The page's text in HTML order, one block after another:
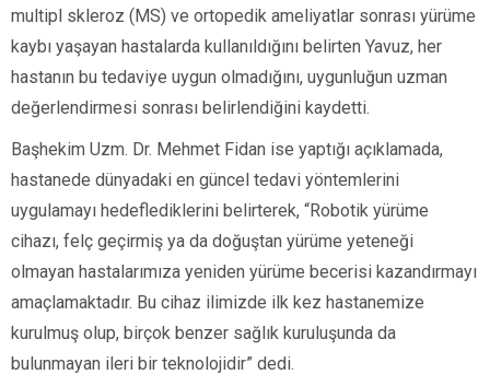
multipl skleroz (MS) ve ortopedik ameliyatlar sonrası yürüme
kaybı yaşayan hastalarda kullanıldığını belirten Yavuz, her
hastanın bu tedaviye uygun olmadığını, uygunluğun uzman
değerlendirmesi sonrası belirlendiğini kaydetti.
Başhekim Uzm. Dr. Mehmet Fidan ise yaptığı açıklamada,
hastanede dünyadaki en güncel tedavi yöntemlerini
uygulamayı hedeflediklerini belirterek, “Robotik yürüme
cihazı, felç geçirmiş ya da doğuştan yürüme yeteneği
olmayan hastalarımıza yeniden yürüme becerisi kazandırmayı
amaçlamaktadır. Bu cihaz ilimizde ilk kez hastanemize
kurulmuş olup, birçok benzer sağlık kuruluşunda da
bulunmayan ileri bir teknolojidir” dedi.